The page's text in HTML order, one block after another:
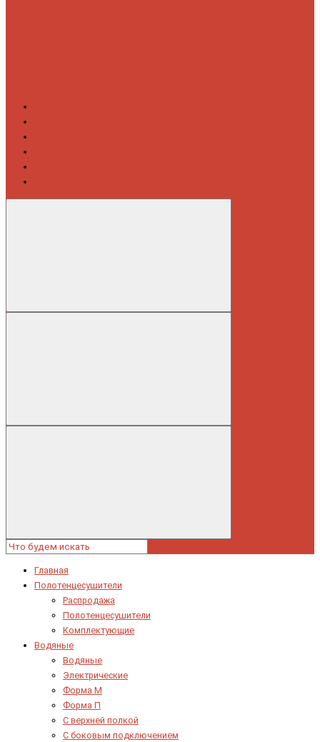
Главная
Полотенцесушители
Распродажа
Полотенцесушители
Комплектующие
Водяные
Водяные
Электрические
Форма М
Форма П
C верхней полкой
C боковым подключением